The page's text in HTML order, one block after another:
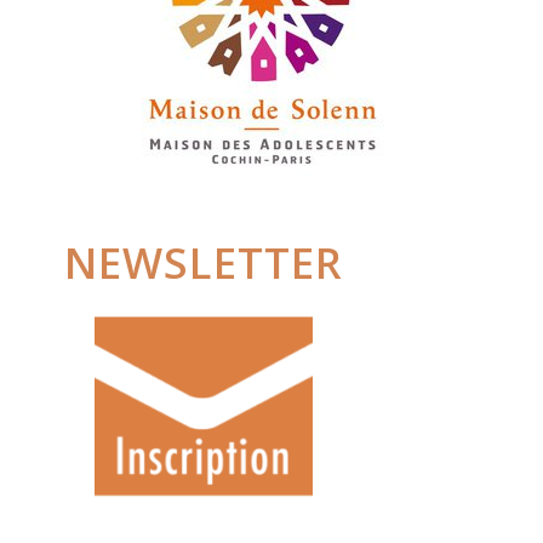
NEWSLETTER